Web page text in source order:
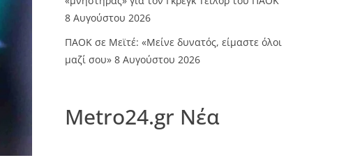
8 Αυγούστου 2026
ΠΑΟΚ σε Μεϊτέ: «Μείνε δυνατός, είμαστε όλοι
μαζί σου» 8 Αυγούστου 2026
Metro24.gr Νέα